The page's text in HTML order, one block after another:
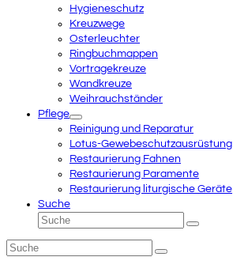
Hygieneschutz
Kreuzwege
Osterleuchter
Ringbuchmappen
Vortragekreuze
Wandkreuze
Weihrauchständer
Pflege
Reinigung und Reparatur
Lotus-Gewebeschutzausrüstung
Restaurierung Fahnen
Restaurierung Paramente
Restaurierung liturgische Geräte
Suche
Suche
Senden
Suche
Senden